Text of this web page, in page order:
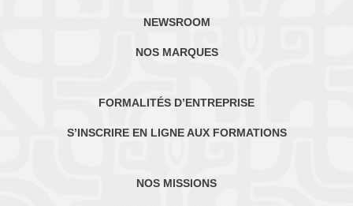
NEWSROOM
NOS MARQUES
FORMALITÉS D’ENTREPRISE
S’INSCRIRE EN LIGNE AUX FORMATIONS
NOS MISSIONS